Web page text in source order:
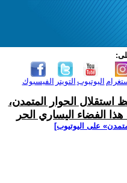
الفيسبوك التويتر اليوتيوب
استقلال الحوار المتمدن،
الفضاء اليساري الحر
على اليوتيوب]